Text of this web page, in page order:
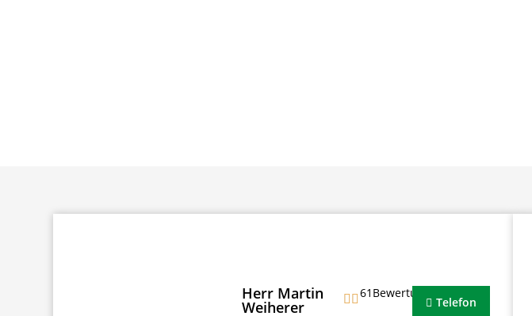
Herr Martin
Weiherer
61Bewertungen
Telefon